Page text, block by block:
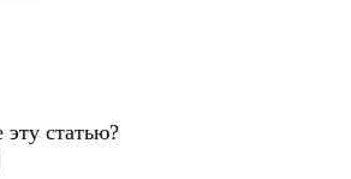
статью?